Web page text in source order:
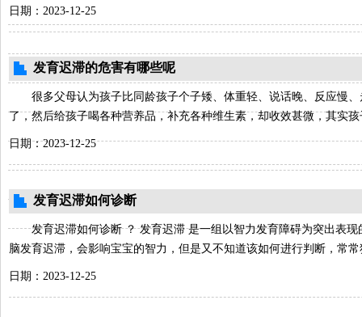
日期：2023-12-25
发育迟滞的危害有哪些呢
很多父母认为孩子比同龄孩子个子矮、体重轻、说话晚、反应慢
了，然后给孩子喝各种营养品，补充各种维生素，却收效甚微，其实
日期：2023-12-25
发育迟滞如何诊断
发育迟滞如何诊断 ？ 发育迟滞 是一组以智力发育障碍为突出表
脑发育迟滞，会影响宝宝的智力，但是又不知道该如何进行判断，常
日期：2023-12-25